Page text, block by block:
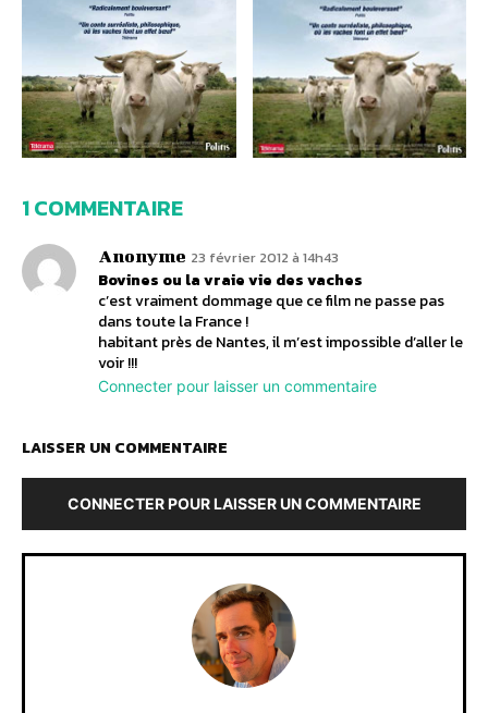
1 COMMENTAIRE
Anonyme 23 février 2012 à 14h43
Bovines ou la vraie vie des vaches
c’est vraiment dommage que ce film ne passe pas
dans toute la France !
habitant près de Nantes, il m’est impossible d’aller le
voir !!!
Connecter pour laisser un commentaire
LAISSER UN COMMENTAIRE
CONNECTER POUR LAISSER UN COMMENTAIRE